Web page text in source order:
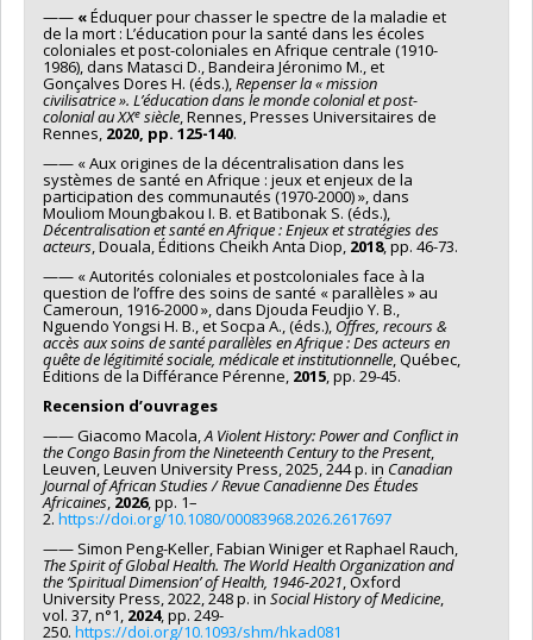
—— «Éduquer pour chasser le spectre de la maladie et
de la mort : L’éducation pour la santé dans les écoles
coloniales et post-coloniales en Afrique centrale (1910-
1986), dans Matasci D., Bandeira Jéronimo M., et
Gonçalves Dores H. (éds.),Repenser la « mission
civilisatrice ». L’éducation dans le monde colonial et post-
colonial au XXe siècle, Rennes, Presses Universitaires de
Rennes, 2020, pp. 125-140.
—— « Aux origines de la décentralisation dans les
systèmes de santé en Afrique : jeux et enjeux de la
participation des communautés (1970-2000) », dans
Mouliom Moungbakou I. B. et Batibonak S. (éds.),
Décentralisation et santé en Afrique : Enjeux et stratégies des
acteurs, Douala, Éditions Cheikh Anta Diop, 2018, pp. 46-73.
—— « Autorités coloniales et postcoloniales face à la
question de l’offre des soins de santé « parallèles » au
Cameroun, 1916-2000 », dans Djouda Feudjio Y. B.,
Nguendo Yongsi H. B., et Socpa A., (éds.), Offres, recours &
accès aux soins de santé parallèles en Afrique : Des acteurs en
quête de légitimité sociale, médicale et institutionnelle, Québec,
Éditions de la Différance Pérenne, 2015, pp. 29-45.
Recension d’ouvrages
—— Giacomo Macola,A Violent History: Power and Conflict in
the Congo Basin from the Nineteenth Century to the Present,
Leuven, Leuven University Press, 2025, 244 p. in Canadian
Journal of African Studies / Revue Canadienne Des Études
Africaines, 2026, pp. 1–
2. https://doi.org/10.1080/00083968.2026.2617697
—— Simon Peng-Keller, Fabian Winiger et Raphael Rauch,
The Spirit of Global Health. The World Health Organization and
the ‘Spiritual Dimension’ of Health, 1946-2021, Oxford
University Press, 2022, 248 p. in Social History of Medicine,
vol. 37, n°1, 2024, pp. 249-
250. https://doi.org/10.1093/shm/hkad081